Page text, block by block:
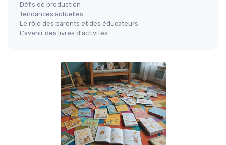
Défis de production
Tendances actuelles
Le rôle des parents et des éducateurs
L'avenir des livres d'activités